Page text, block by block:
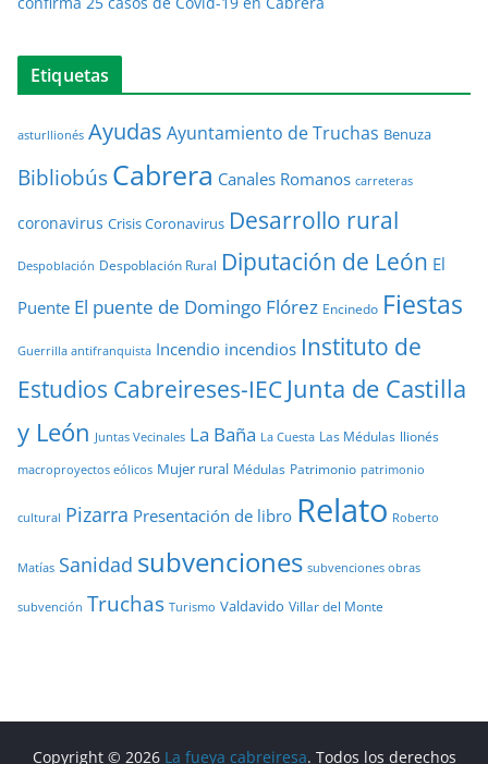
Etiquetas
asturllionés Ayudas Ayuntamiento de Truchas Benuza
BibliobúsCabrera Canales Romanos carreteras
coronavirus Crisis Coronavirus Desarrollo rural
Despoblación Despoblación Rural Diputación de León El
Puente El puente de Domingo Flórez Encinedo Fiestas
Guerrilla antifranquista Incendio incendios Instituto de
Estudios Cabreireses-IEC Junta de Castilla
y León Juntas Vecinales La Baña La Cuesta Las Médulas llionés
macroproyectos eólicos Mujer rural Médulas Patrimonio patrimonio
cultural Pizarra Presentación de libro Relato Roberto
Matías Sanidad subvenciones subvenciones obras
subvención Truchas Turismo Valdavido Villar del Monte
Copyright © 2026 La fueya cabreiresa. Todos los derechos